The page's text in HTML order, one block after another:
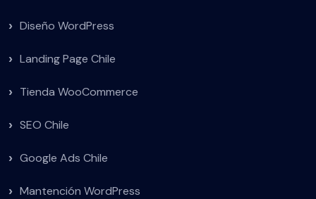
Diseño WordPress
Landing Page Chile
Tienda WooCommerce
SEO Chile
Google Ads Chile
Mantención WordPress